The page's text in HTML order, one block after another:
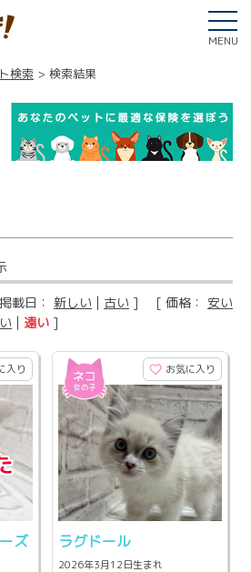
MENU
検索 検索結果
日： 新しい | 古い ] [ 価格： 安い
| 遠い ]
入り
ズ
お気に入り
ラグドール
2026年3月12日生まれ